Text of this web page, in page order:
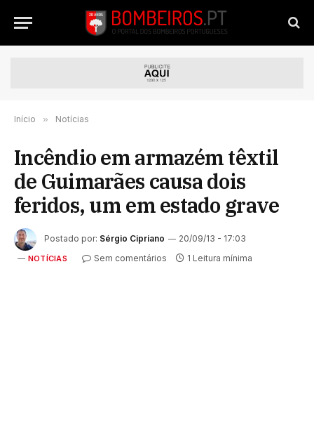
Início » Notícias
Incêndio em armazém têxtil
de Guimarães causa dois
feridos, um em estado grave
Postado por: Sérgio Cipriano 20/09/13 - 17:03
NOTÍCIAS Sem comentários 1 Leitura mínima